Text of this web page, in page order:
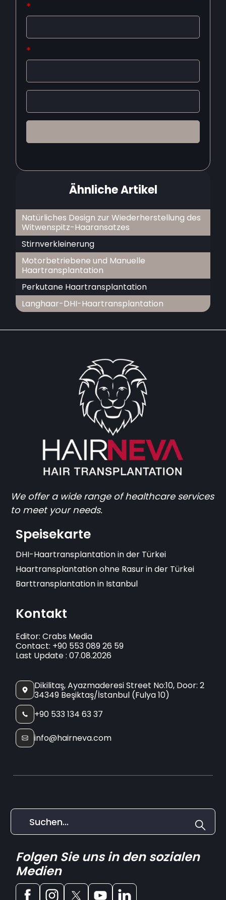
*
*
Ähnliche Artikel
Natürliches Design zur Wiederherstellung des
Witwenspitz-Haaransatzes
Stirnverkleinerung
Motorbetriebene und Manuelle
Haartransplantation
Perkutane Haartransplantation
Langhaar-DHI-Haartransplantation
We offer a wide range of healthcare services
to meet your needs.
Speisekarte
DHI-Haartransplantation in der Türkei
Haartransplantation ohne Rasur in der Türkei
Barttransplantation in Istanbul
Kontakt
Editor: Crabs Media
Contact: +90 553 089 26 59
Last Update : 07.08.2026
Dikilitaş, Ayazmaderesi Street No:10, Door: 2
34349 Beşiktaş/İstanbul (Fulya 10)
+90 533 134 63 37
info@hairneva.com
Folgen Sie uns in den sozialen
Medien